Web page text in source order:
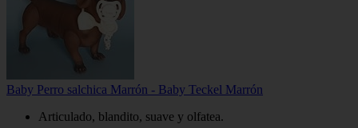
Baby Perro salchica Marrón - Baby Teckel Marrón
Articulado, blandito, suave y olfatea.